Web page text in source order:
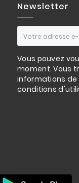
Newsletter
Vous pouvez
moment. Vous
informations
conditions